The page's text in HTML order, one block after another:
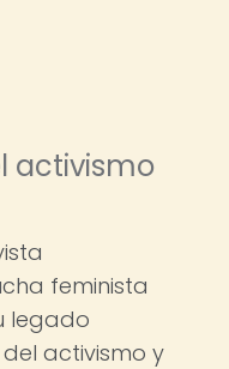
activismo
feminista
legado
activismo y